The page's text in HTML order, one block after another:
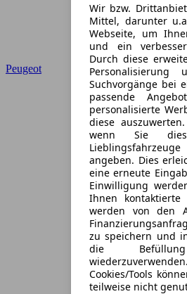
Wir bzw.
Mittel, darunter
Webseite, um
und ein
Durch diese
Suchvorgänge bei
passende
personalisierte
diese
wenn Sie
angeben. Dies
eine erneute
Einwilligung
Ihnen kontaktierte
werden von den
zu speichern und
die Befüllung
Cookies/Tools
teilweise nicht
Peugeot